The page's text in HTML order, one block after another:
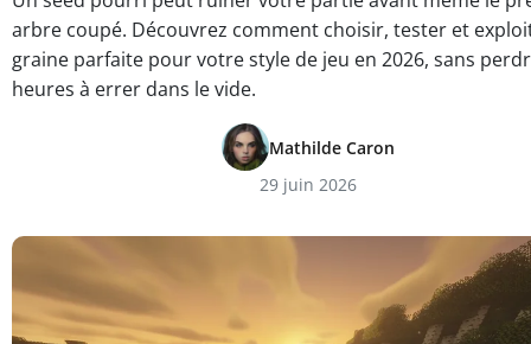
arbre coupé. Découvrez comment choisir, tester et
graine parfaite pour votre style de jeu en 2026, sans
heures à errer dans le vide.
Mathilde Caron
29 juin 2026